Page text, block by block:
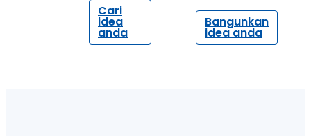
Cari
idea
anda
Bangunkan
idea anda